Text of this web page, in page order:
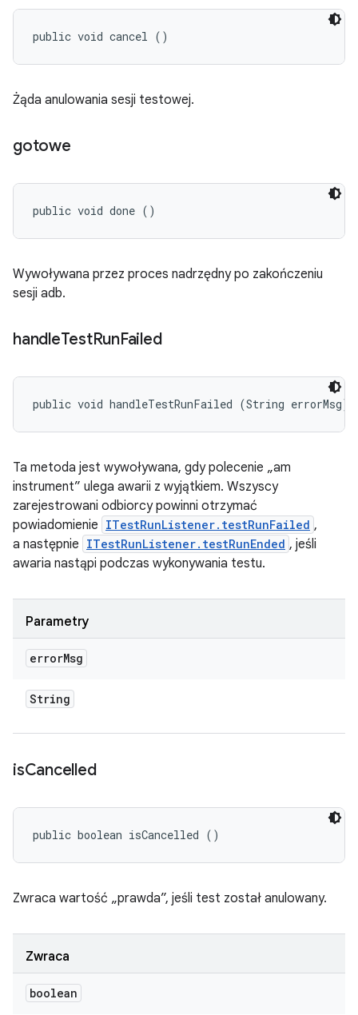
public void cancel ()
Żąda anulowania sesji testowej.
gotowe
public void done ()
Wywoływana przez proces nadrzędny po zakończeniu
sesji adb.
handleTestRunFailed
public void handleTestRunFailed (String errorMsg)
Ta metoda jest wywoływana, gdy polecenie „am
instrument” ulega awarii z wyjątkiem. Wszyscy
zarejestrowani odbiorcy powinni otrzymać
powiadomienie ITestRunListener.testRunFailed ,
a następnie ITestRunListener.testRunEnded , jeśli
awaria nastąpi podczas wykonywania testu.
Parametry
errorMsg
String
isCancelled
public boolean isCancelled ()
Zwraca wartość „prawda”, jeśli test został anulowany.
Zwraca
boolean